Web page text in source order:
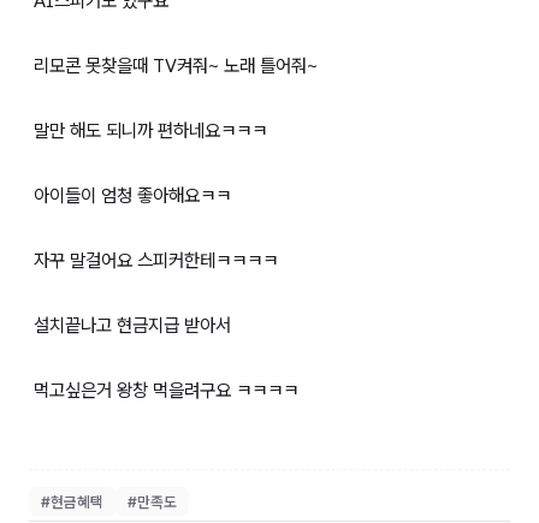
리모콘 못찾을때 TV켜줘~ 노래 틀어줘~
말만 해도 되니까 편하네요ㅋㅋㅋ
아이들이 엄청 좋아해요ㅋㅋ
자꾸 말걸어요 스피커한테ㅋㅋㅋㅋ
설치끝나고 현금지급 받아서
먹고싶은거 왕창 먹을려구요 ㅋㅋㅋㅋ
#현금혜택 #만족도